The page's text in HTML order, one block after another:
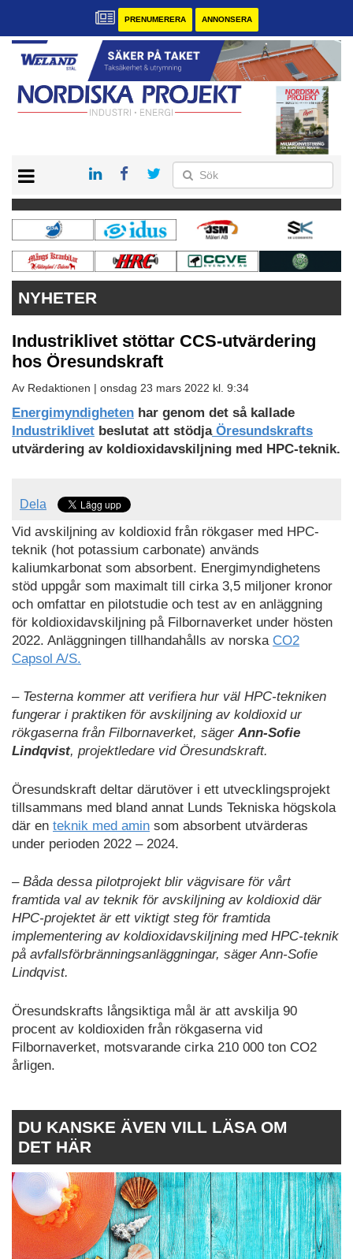
PRENUMERERA ANNONSERA
KONTAKT
VÅRA ANDRA MAGASIN
PRENUMERERA
ANNONSERA
NYHETER
Industriklivet stöttar CCS-utvärdering
hos Öresundskraft
Av Redaktionen | onsdag 23 mars 2022 kl. 9:34
Energimyndigheten har genom det så kallade
Industriklivet beslutat att stödjaÖresundskrafts
utvärdering av koldioxidavskiljning med HPC-teknik.
Dela
Vid avskiljning av koldioxid från rökgaser med HPC-
teknik (hot potassium carbonate) används
kaliumkarbonat som absorbent. Energimyndighetens
stöd uppgår som maximalt till cirka 3,5 miljoner kronor
och omfattar en pilotstudie och test av en anläggning
för koldioxidavskiljning på Filbornaverket under hösten
2022. Anläggningen tillhandahålls av norska CO2
Capsol A/S.
– Testerna kommer att verifiera hur väl HPC-tekniken
fungerar i praktiken för avskiljning av koldioxid ur
rökgaserna från Filbornaverket, säger Ann-Sofie
Lindqvist, projektledare vid Öresundskraft.
Öresundskraft deltar därutöver i ett utvecklingsprojekt
tillsammans med bland annat Lunds Tekniska högskola
där en teknik med amin som absorbent utvärderas
under perioden 2022 – 2024.
– Båda dessa pilotprojekt blir vägvisare för vårt
framtida val av teknik för avskiljning av koldioxid där
HPC-projektet är ett viktigt steg för framtida
implementering av koldioxidavskiljning med HPC-teknik
på avfallsförbränningsanläggningar, säger Ann-Sofie
Lindqvist.
Öresundskrafts långsiktiga mål är att avskilja 90
procent av koldioxiden från rökgaserna vid
Filbornaverket, motsvarande cirka 210 000 ton CO2
årligen.
DU KANSKE ÄVEN VILL LÄSA OM
DET HÄR